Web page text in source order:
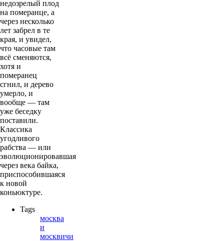
недозрелый плод
на померанце, а
через несколько
лет забрел в те
края, и увидел,
что часовые там
всё сменяются,
хотя и
померанец
сгнил, и дерево
умерло, и
вообще — там
уже беседку
поставили.
Классика
угодливого
рабства — или
эволюционировавшая
через века байка,
приспособившаяся
к новой
коньюктуре.
Tags
москва
и
москвичи